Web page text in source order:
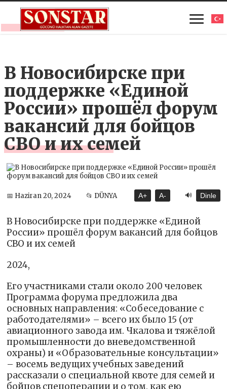
В Новосибирске при
поддержке «Единой
России» прошёл форум
вакансий для бойцов
СВО и их семей
📅 Haziran 20, 2024 📂 DÜNYA A+ A- 🔊 Dinle
В Новосибирске при поддержке «Единой
России» прошёл форум вакансий для бойцов
СВО и их семей
2024,
Его участниками стали около 200 человек
Программа форума предложила два
основных направления: «Собеседование с
работодателями» – всего их было 15 (от
авиационного завода им. Чкалова и тяжёлой
промышленности до вневедомственной
охраны) и «Образовательные консультации»
– восемь ведущих учебных заведений
рассказали о специальной квоте для семей и
бойцов спецоперации и о том, как ею